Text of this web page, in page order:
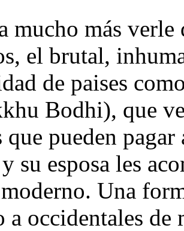
mucho más
el brutal,
de paises
Bodhi), que
que pueden
su esposa les
Una
a occidentales